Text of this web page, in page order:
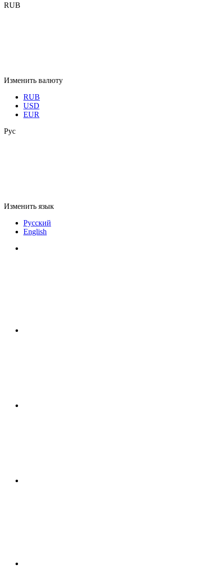
RUB
Изменить валюту
RUB
USD
EUR
Рус
Изменить язык
Русский
English